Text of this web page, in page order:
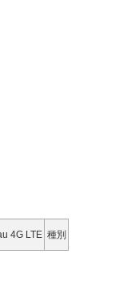
4G LTE 種別